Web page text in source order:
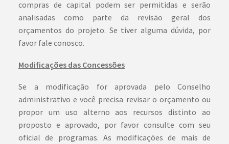
compras de capital podem ser permitidas e serão
analisadas como parte da revisão geral dos
orçamentos do projeto. Se tiver alguma dúvida, por
favor fale conosco.
Modificações das Concessões
Se a modificação for aprovada pelo Conselho
administrativo e você precisa revisar o orçamento ou
propor um uso alterno aos recursos distinto ao
proposto e aprovado, por favor consulte com seu
oficial de programas. As modificações de mais de